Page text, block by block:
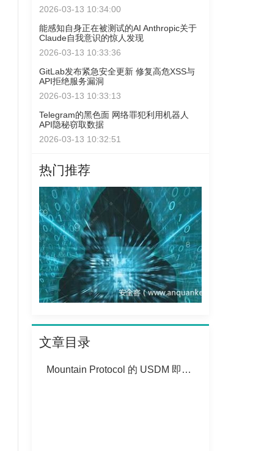
2026-03-13 10:34:00
能感知自身正在被测试的AI Anthropic关于
Claude自我意识的惊人发现
2026-03-13 10:33:36
GitLab发布紧急安全更新 修复高危XSS与
API拒绝服务漏洞
2026-03-13 10:33:13
Telegram的黑色面 网络罪犯利用机器人
API隐秘窃取数据
2026-03-13 10:32:51
热门推荐
文章目录
Mountain Protocol 的 USDM 即将停用